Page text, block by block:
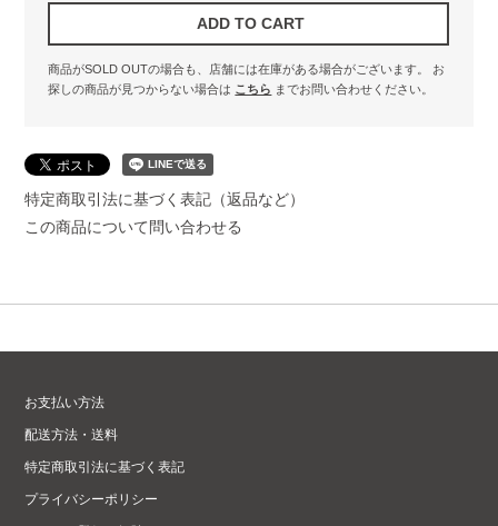
商品がSOLD OUTの場合も、店舗には在庫がある場合がございます。
お
探しの商品が見つからない場合は こちら までお問い合わせください。
特定商取引法に基づく表記（返品など）
この商品について問い合わせる
お支払い方法
配送方法・送料
特定商取引法に基づく表記
プライバシーポリシー